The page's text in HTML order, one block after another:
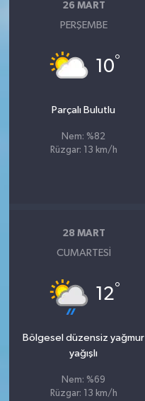
26 MART
PERŞEMBE
10°
Parçalı Bulutlu
Nem: %82
Rüzgar: 13 km/h
28 MART
CUMARTESI
12°
Bölgesel düzensiz yağmur
yağışlı
Nem: %69
Rüzgar: 13 km/h